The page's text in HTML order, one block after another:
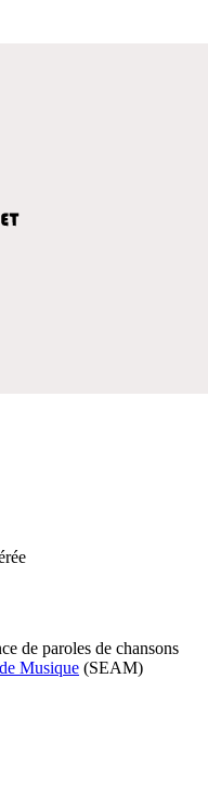
de paroles de chansons
Musique (SEAM)